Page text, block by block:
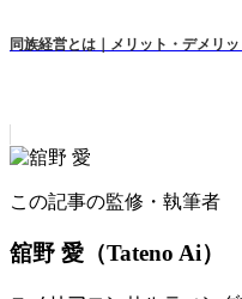
同族経営とは｜メリット・デメリ
この記事の監修・執筆者
舘野 愛 （Tateno Ai）